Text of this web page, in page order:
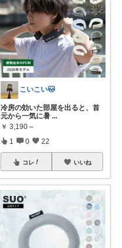
こいこい🐱
冷房の効いた部屋を出ると、首
元から一気に暑 ...
￥ 3,190～
1 0 22
コレ いいね